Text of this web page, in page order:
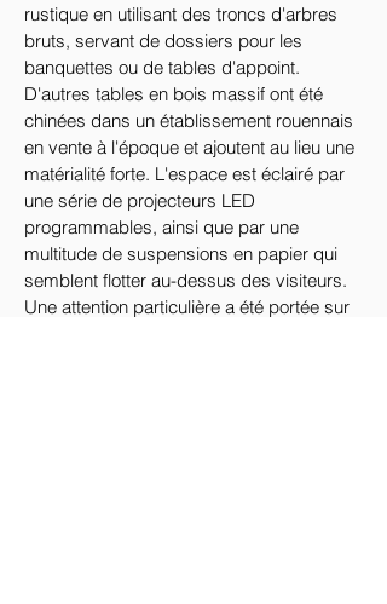
rustique en utilisant des troncs d'arbres
bruts, servant de dossiers pour les
banquettes ou de tables d'appoint.
D'autres tables en bois massif ont été
chinées dans un établissement rouennais
en vente à l'époque et ajoutent au lieu une
matérialité forte. L'espace est éclairé par
une série de projecteurs LED
programmables, ainsi que par une
multitude de suspensions en papier qui
semblent flotter au-dessus des visiteurs.
Une attention particulière a été portée sur